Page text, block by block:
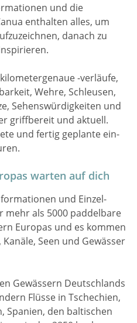
und die
enthalten alles, um
danach zu
-verläufe,
Wehre, Schleusen,
Sehenswürdig­keiten und
griffbereit und aktuell.
und fertig geplante ein-
warten auf dich
und Einzel­
mehr als 5000 paddel­bare
Europas und es kommen
Seen und Gewässer
Gewässern Deutschlands
Flüsse in Tschechien,
Spanien, den baltischen